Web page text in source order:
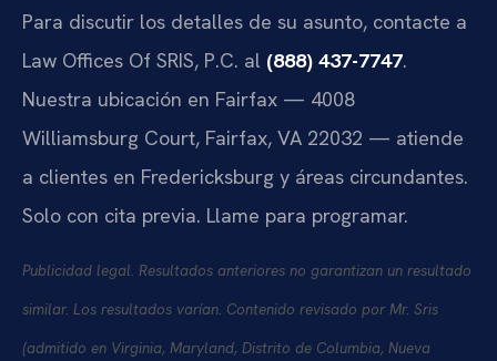
Para discutir los detalles de su asunto, contacte a
Law Offices Of SRIS, P.C. al (888) 437-7747.
Nuestra ubicación en Fairfax — 4008
Williamsburg Court, Fairfax, VA 22032 — atiende
a clientes en Fredericksburg y áreas circundantes.
Solo con cita previa. Llame para programar.
Publicidad legal. Resultados anteriores no garantizan un resultado
similar. Los resultados varían. Contenido revisado por Mr. Sris
(admitido en Virginia, Maryland, Distrito de Columbia, Nueva